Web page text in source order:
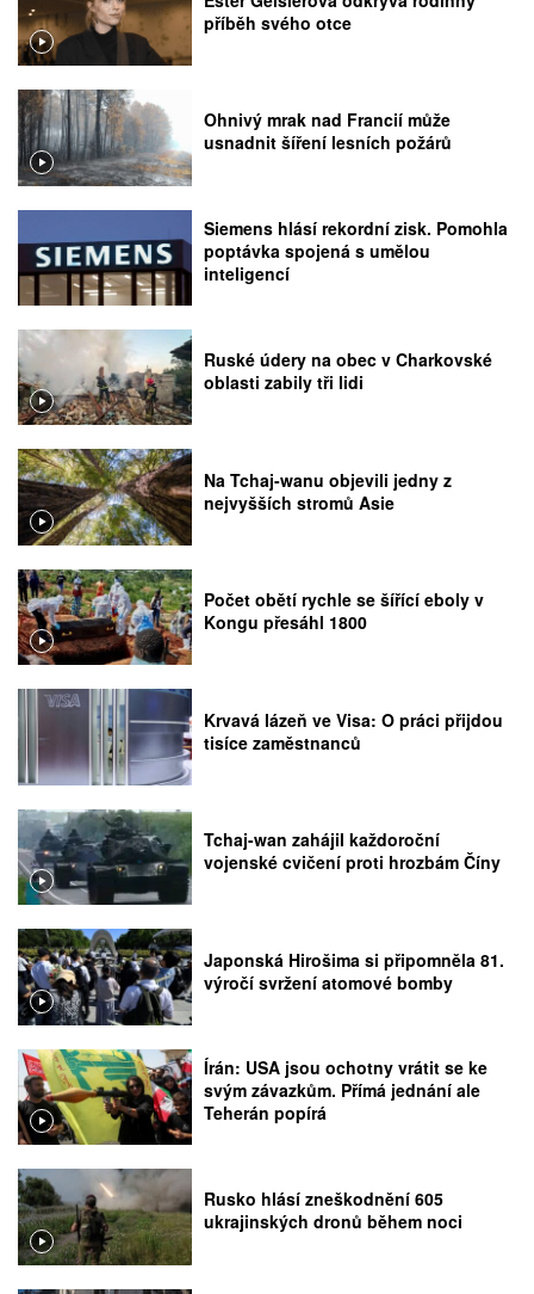
příběh svého otce
Ohnivý mrak nad Francií může
usnadnit šíření lesních požárů
Siemens hlásí rekordní zisk. Pomohla
poptávka spojená s umělou
inteligencí
Ruské údery na obec v Charkovské
oblasti zabily tři lidi
Na Tchaj-wanu objevili jedny z
nejvyšších stromů Asie
Počet obětí rychle se šířící eboly v
Kongu přesáhl 1800
Krvavá lázeň ve Visa: O práci přijdou
tisíce zaměstnanců
Tchaj-wan zahájil každoroční
vojenské cvičení proti hrozbám Číny
Japonská Hirošima si připomněla 81.
výročí svržení atomové bomby
Írán: USA jsou ochotny vrátit se ke
svým závazkům. Přímá jednání ale
Teherán popírá
Rusko hlásí zneškodnění 605
ukrajinských dronů během noci